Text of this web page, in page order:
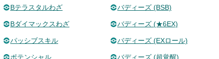
Bテラスタルわざ
Bダイマックスわざ
パッシブスキル
ポテンシャル
バディーズ (BSB)
バディーズ (★6EX)
バディーズ (EXロール)
バディーズ (超覚醒)